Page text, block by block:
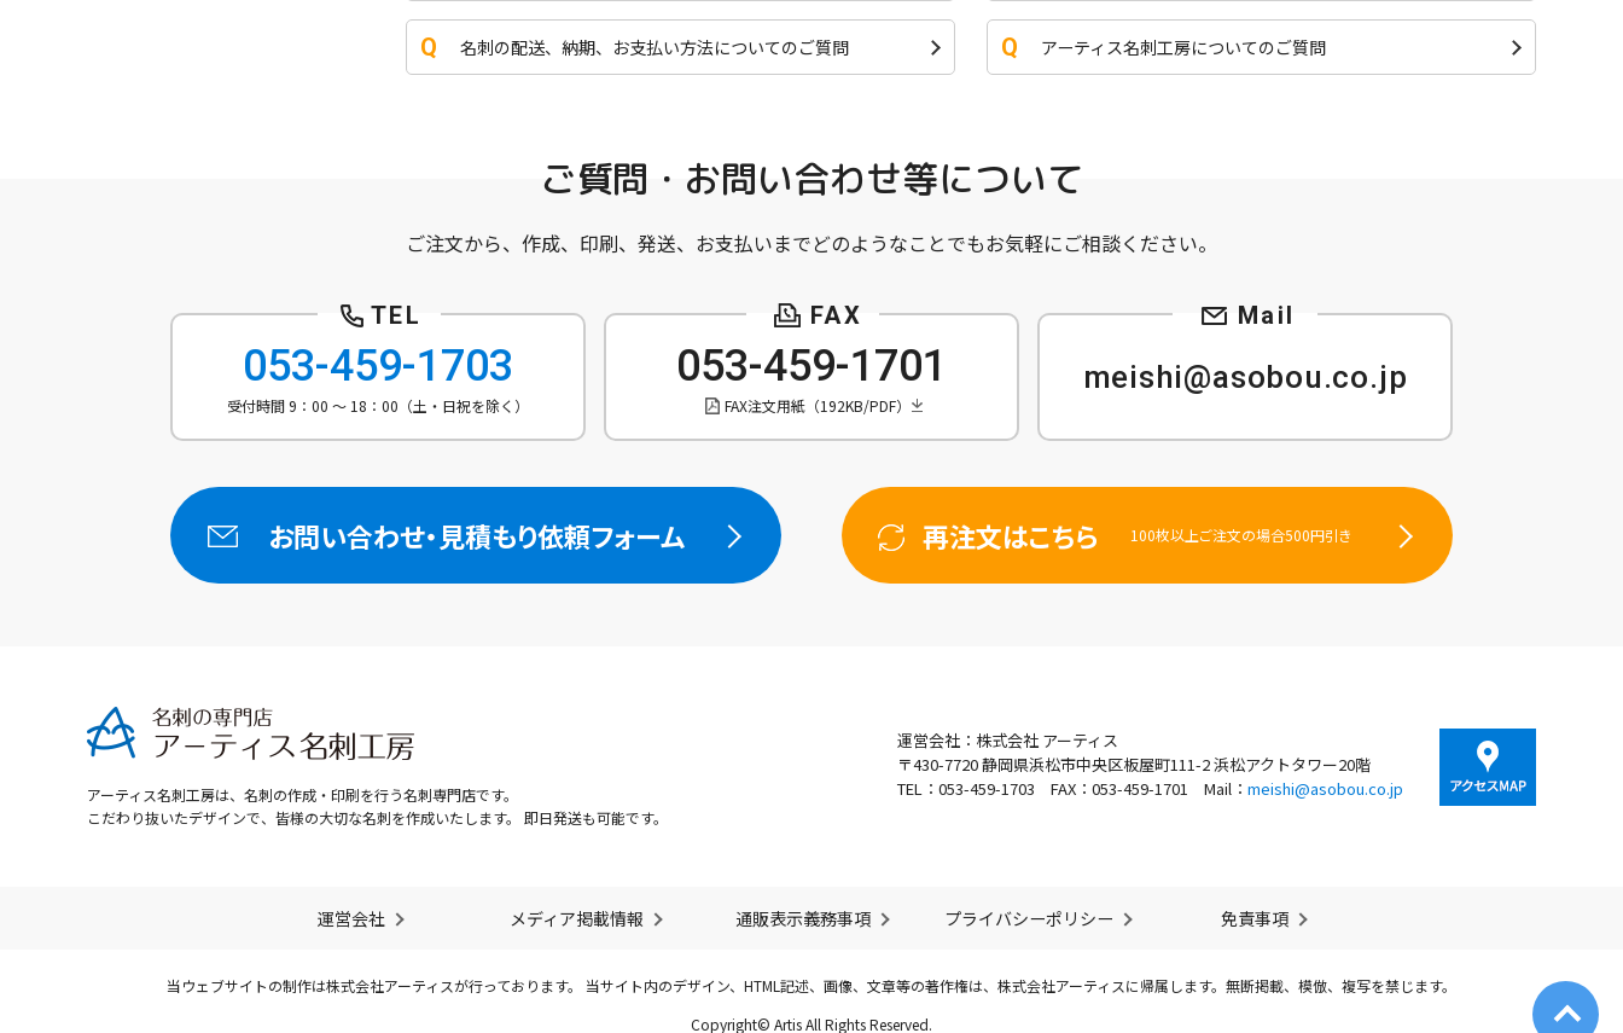
名刺の配送、納期、お支払い方法についてのご質問 アーティス名刺工房についてのご質問
ご質問・お問い合わせ等について
ご注文から、作成、印刷、発送、お支払いまでどのようなことでもお気軽にご相談ください。
053-459-1703
受付時間 9：00 ～ 18：00（土・日祝を除く）
053-459-1701
FAX注文用紙（192KB/PDF）
meishi@asobou.co.jp
お問い合わせ・ 見積もり依頼フォーム 再注文はこちら 100枚以上ご注文の場合500円引き
アーティス名刺工房は、名刺の作成・印刷を行う名刺専門店です。
こだわり抜いたデザインで、皆様の大切な名刺を作成いたします。 即日発送も可能です。
運営会社：株式会社 アーティス
〒430-7720静岡県浜松市中央区板屋町111-2 浜松アクトタワー20階
TEL：053-459-1703 FAX：053-459-1701 Mail： meishi@asobou.co.jp
運営会社 メディア掲載情報 通販表示義務事項 プライバシーポリシー 免責事項
当ウェブサイトの制作は株式会社アーティスが行っております。 当サイト内のデザイン、HTML記述、画像、文章等の著作権は、株式会社アーティスに帰属します。無断掲載、模倣、複写を禁じます。
Copyright© Artis All Rights Reserved.